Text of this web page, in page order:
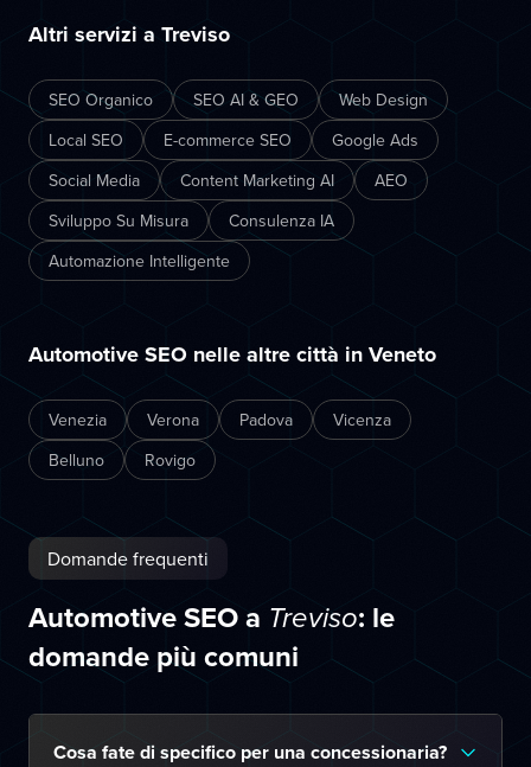
Altri servizi a Treviso
SEO Organico SEO AI & GEO
Web Design
Local SEO
E-commerce SEO
Google Ads
Social Media
Content Marketing AI
AEO
Sviluppo Su Misura
Consulenza IA
Automazione Intelligente
Automotive SEO nelle altre città in Veneto
Venezia Verona Padova
Vicenza
Belluno
Rovigo
Domande frequenti
Automotive SEO a Treviso: le
domande più comuni
Cosa fate di specifico per una concessionaria?